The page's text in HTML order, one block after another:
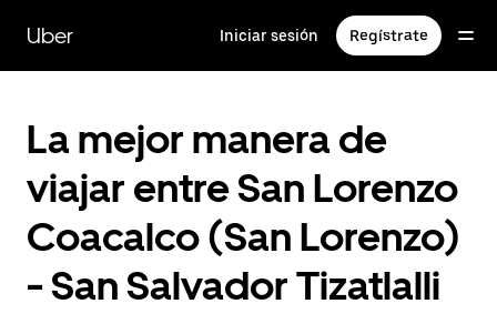
contenido
principal
Uber Iniciar sesión Regístrate
La mejor manera de
viajar entre San Lorenzo
Coacalco (San Lorenzo)
- San Salvador Tizatlalli